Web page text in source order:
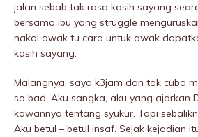
jalan sebab tak rasa kasih sayang
bersama ibu yang struggIe
nakal awak tu cara untuk awak
kasih sayang.
MaIangnya, saya k3jam dan tak cuba
so bad. Aku sangka, aku yang ajarkan
kawannya tentang syukur. Tapi
Aku betul – betul insaf. Sejak kejadian